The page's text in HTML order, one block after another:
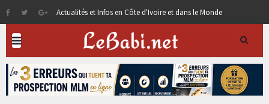
Actualités et Infos en Côte d'Ivoire et dans le Monde